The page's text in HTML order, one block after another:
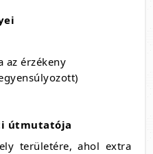
az érzékeny
útmutatója
területére, ahol extra